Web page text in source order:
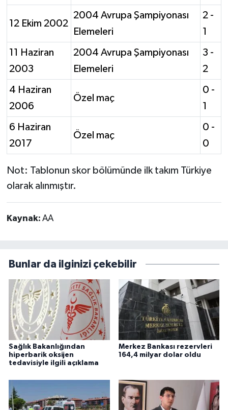
12 Ekim 2002
2004 Avrupa Şampiyonası
Elemeleri
2 -
1
11 Haziran
2003
2004 Avrupa Şampiyonası
Elemeleri
3 -
2
4 Haziran
2006
Özel maç
0 -
1
6 Haziran
2017
Özel maç
0 -
0
Not: Tablonun skor bölümünde ilk takım Türkiye
olarak alınmıştır.
Kaynak: AA
Bunlar da ilginizi çekebilir
Sağlık Bakanlığından
hiperbarik oksijen
tedavisiyle ilgili açıklama
Merkez Bankası rezervleri
164,4 milyar dolar oldu